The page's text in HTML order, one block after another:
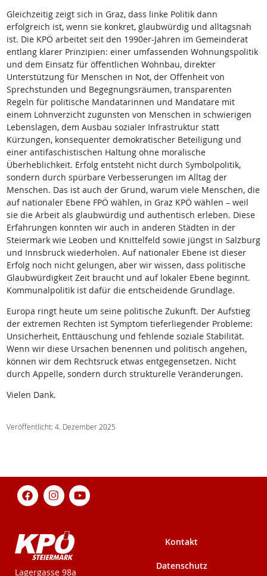
Gleichzeitig zeigt sich in Graz, dass linke Politik dann
erfolgreich ist, wenn sie konkret, glaubwürdig und alltagsnah
ist. Die KPÖ arbeitet seit den 1990er-Jahren im Gemeinderat
entlang klarer Prinzipien: einer umfassenden Wohnungspolitik
und dem Einsatz für öffentlichen Wohnbau, direkter
Unterstützung für Menschen in Not, der Offenheit von
Sprechstunden und Begegnungsräumen, transparenten
Regeln für politische Mandatarinnen und Mandatare mit
einem Lohnverzicht zugunsten von Menschen in schwierigen
Lebenslagen, dem Ausbau sozialer Infrastruktur statt
Kürzungen, konsequenter demokratischer Beteiligung und
einer antifaschistischen Haltung ohne moralische
Überheblichkeit. Erfolg entsteht nicht durch Symbolpolitik,
sondern durch spürbare Verbesserungen im Alltag der
Menschen. Das ist auch der Grund, warum viele Menschen, die
auf nationaler Ebene FPÖ wählen, in Graz KPÖ wählen – weil
sie die Arbeit als glaubwürdig und authentisch erleben. Diese
Erfahrungen konnten wir auch in anderen Städten in der
Steiermark wie Leoben und Knittelfeld sowie jüngst in Salzburg
und Innsbruck wiederholen. Auf nationaler Ebene ist dieser
Erfolg noch nicht gelungen, aber wir wissen, dass politische
Glaubwürdigkeit Zeit braucht und auf lokaler Ebene beginnt.
Kommunalpolitik ist dafür die entscheidende Grundlage.
Europa ringt heute um seine politische Zukunft. Der Aufstieg
der extremen Rechten ist Symptom tieferliegender Probleme:
Unsicherheit, Enttäuschung und fehlende soziale Stabilität.
Wenn wir diese Ursachen benennen und politisch angehen,
können wir dem Rechtsruck etwas entgegensetzen. Nicht
durch Appelle, sondern durch strukturelle Veränderungen.
Vielen Dank.
Veröffentlicht: 4. Dezember 2025
KPÖ-Steiermark
Lagergasse 98a
Kontakt
Datenschutz